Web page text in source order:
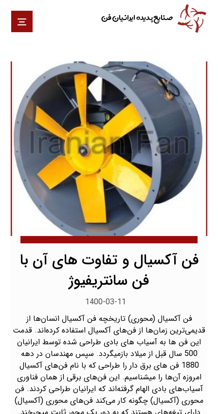
صنایع پدیده ایرانیان فن
فن آکسیال و تفاوت های آن با
فن سانتریفیوژ
1400-03-11
فن آکسیال (محوری) تاریخچه فن آکسیال انسان‌ها از
قدیمی‌ترین زمان‌ها از فن‌های آکسیال استفاده کرده‌اند. قدمت
این فن ها به آسیاب های بادی طراحی شده توسط ایرانیان
500 سال قبل از میلاد بازمیگردد. سپس مهندسان در دهه
1880 فن های برق دار را طراحی که با نام فن‌های آکسیال
امروزه آن‌ها را میشناسیم. این فن‌های برقی از همان فناوری
آسیاب‌های بادی الهام گرفته‌اند که ایرانیان طراحی کردند. فن
محوری (آکسیال) چگونه کار می‌کند فن‌های محوری (آکسیال)